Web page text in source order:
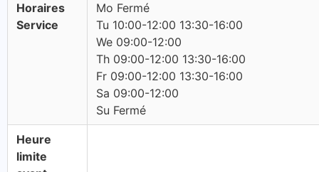
Horaires
Service
Mo Fermé
Tu 10:00-12:00 13:30-16:00
We 09:00-12:00
Th 09:00-12:00 13:30-16:00
Fr 09:00-12:00 13:30-16:00
Sa 09:00-12:00
Su Fermé
Heure
limite